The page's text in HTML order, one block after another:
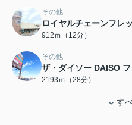
その他
ロイヤルチェーンフレ
912ｍ（12分）
その他
ザ・ダイソー DAISO
2193ｍ（28分）
す